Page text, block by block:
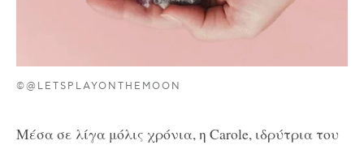
©@LETSPLAYONTHEMOON
Μέσα σε λίγα μόλις χρόνια, η Carole, ιδρύτρια του